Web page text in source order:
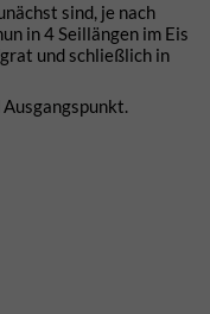
sind, je nach
in 4 Seillängen im Eis
und schließlich in